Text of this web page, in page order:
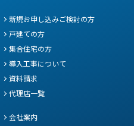
新規お申し込みご検討の方
戸建ての方
集合住宅の方
導入工事について
資料請求
代理店一覧
会社案内